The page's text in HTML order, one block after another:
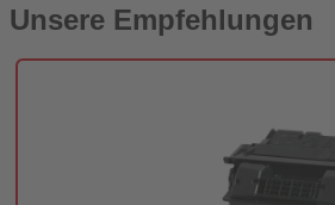
Unsere Empfehlungen